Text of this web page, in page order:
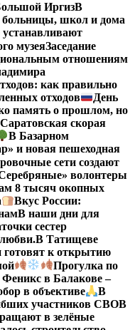
ИргизВ
больницы, школ и дома
музеяЗаседание
отношениям
как правильно
отходов
День
память о прошлом, но
Саратовская скорая
В Базарном
и новая пешеходная
сети создают
волонтеры
8 тысяч окопных
Вкус России:
В наши дни для
сестер
В Татищеве
готовят к открытию
Прогулка по
в Балакове –
в объективе
В
участников СВОВ
в зелёные